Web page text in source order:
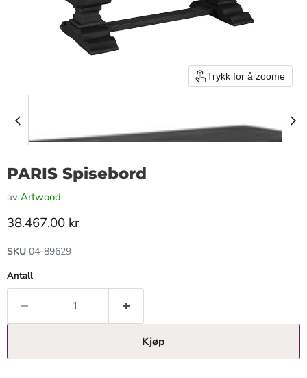
Trykk for å zoome
PARIS Spisebord
av Artwood
Gjeldende pris
38.467,00 kr
SKU 04-89629
Antall
Kjøp